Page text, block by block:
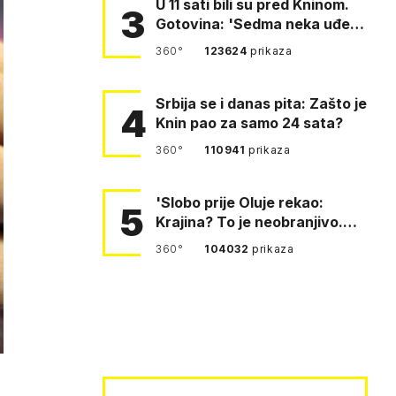
3
U 11 sati bili su pred Kninom.
Gotovina: 'Sedma neka uđe,
4. gardijska neka g…
360° 123624prikaza
4 Srbija se i danas pita: Zašto je
Knin pao za samo 24 sata?
360° 110941prikaza
5
'Slobo prije Oluje rekao:
Krajina? To je neobranjivo.
Tuđmana zvao Krivousti'
360° 104032prikaza